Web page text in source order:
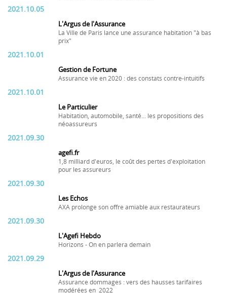
2021.10.05
L'Argus de l'Assurance
La Ville de Paris lance une assurance habitation "à bas
prix"
2021.10.01
Gestion de Fortune
Assurance vie en 2020 : des constats contre-intuitifs
2021.10.01
Le Particulier
Habitation, automobile, santé... les propositions des
néoassureurs
2021.09.30
agefi.fr
1,8 milliard d'euros, le coût des pertes d'exploitation
pour les assureurs
2021.09.30
Les Echos
AXA prolonge son offre amiable aux restaurateurs
2021.09.30
L'Agefi Hebdo
Horizons - On en parlera demain
2021.09.29
L'Argus de l'Assurance
Assurance dommages : vers des hausses tarifaires
modérées en 2022